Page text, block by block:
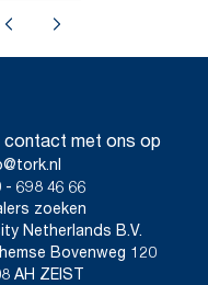
contact met ons op
- 698 46 66
zoeken
Netherlands B.V.
Bovenweg 120
AH ZEIST